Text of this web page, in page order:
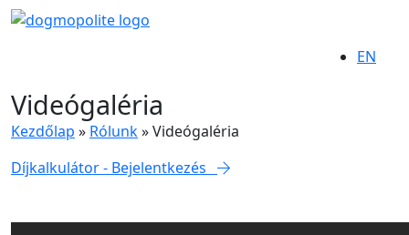
EN
Videógaléria
Kezdőlap » Rólunk»Videógaléria
Díjkalkulátor - Bejelentkezés